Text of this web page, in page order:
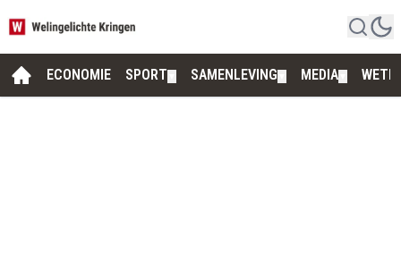
ECONOMIE SPORT SAMENLEVING MEDIA